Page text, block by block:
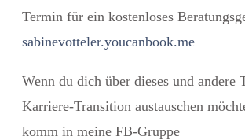
Termin für ein kostenloses
sabinevotteler.youcanbook.me
Wenn du dich über dieses und andere
Karriere-Transition austauschen
komm in meine FB-Gruppe